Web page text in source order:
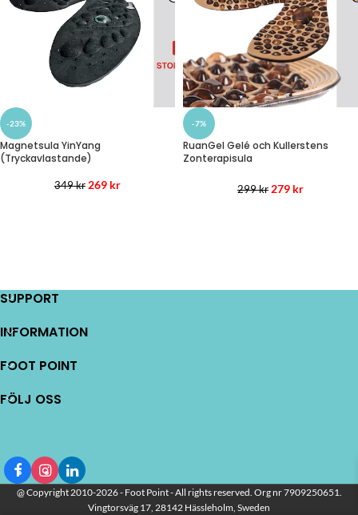
-23%
Magnetsula YinYang
(Tryckavlastande)
349kr 269 kr
-7%
RuanGel Gelé och Kullerstens
Zonterapisula
299kr 279 kr
SUPPORT
INFORMATION
FOOT POINT
FÖLJ OSS
@ Copyright 2010-2026 - Foot Point - All rights reserved. Org nr 7909250651.
Vingtorsväg 17, 28142 Hässleholm, Sweden